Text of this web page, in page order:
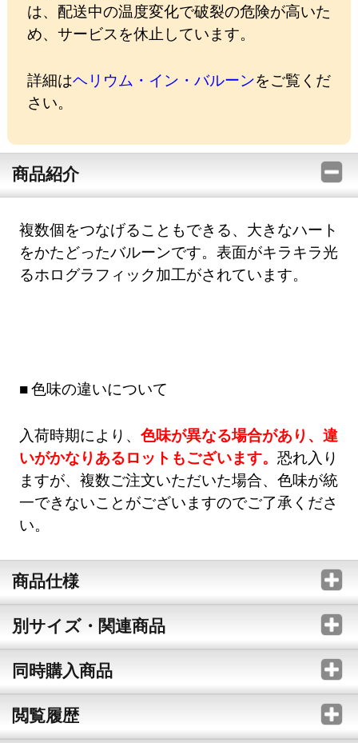
は、配送中の温度変化で破裂の危険が高いた
め、サービスを休止しています。
詳細はヘリウム・イン・バルーンをご覧くだ
さい。
商品紹介
複数個をつなげることもできる、大きなハート
をかたどったバルーンです。表面がキラキラ光
るホログラフィック加工がされています。
色味の違いについて
入荷時期により、色味が異なる場合があり、違
いがかなりあるロットもございます。恐れ入り
ますが、複数ご注文いただいた場合、色味が統
一できないことがございますのでご了承くださ
い。
商品仕様
別サイズ・関連商品
同時購入商品
閲覧履歴